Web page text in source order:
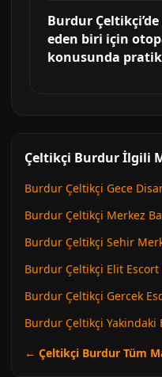
Burdur
eden biri için
konusunda
Çeltikçi Burdur İlgili
Burdur Çeltikçi Gece
Burdur Çeltikçi Merkez
Burdur Çeltikçi Sehir
Burdur Çeltikçi Elit Escort
Burdur Çeltikçi Gercek
Burdur Çeltikçi Yakindaki
← Çeltikçi Burdur Tüm